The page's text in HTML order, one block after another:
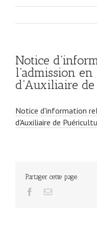
Notice
l’admission
d’Auxiliaire
Notice d'information
d'Auxiliaire de
Partager cette page